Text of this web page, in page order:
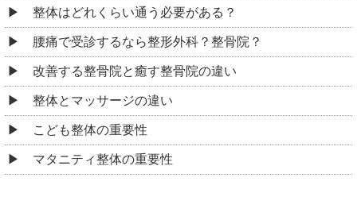
整体はどれくらい通う必要がある？
腰痛で受診するなら整形外科？整骨院？
改善する整骨院と癒す整骨院の違い
整体とマッサージの違い
こども整体の重要性
マタニティ整体の重要性